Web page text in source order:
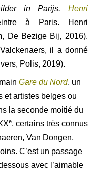
in Parijs. Henri
à Paris. Henri
De Bezige Bij, 2016).
il a donné
Polis, 2019).
Gare du Nord, un
et artistes belges ou
la seconde moitié du
e, certains très connus
Van Dongen,
C’est un passage
avec l’aimable